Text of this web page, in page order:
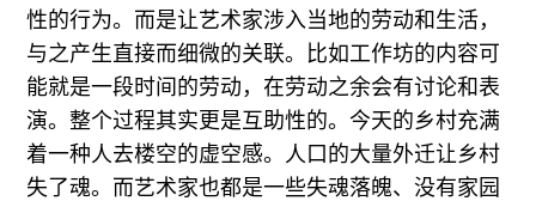
性的行为。而是让艺术家涉入当地的劳动和生活，
与之产生直接而细微的关联。比如工作坊的内容可
能就是一段时间的劳动，在劳动之余会有讨论和表
演。整个过程其实更是互助性的。今天的乡村充满
着一种人去楼空的虚空感。人口的大量外迁让乡村
失了魂。而艺术家也都是一些失魂落魄、没有家园